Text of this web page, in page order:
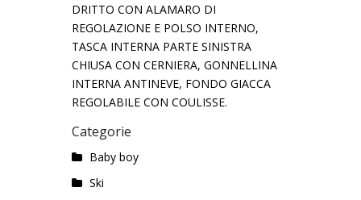
DRITTO CON ALAMARO DI
REGOLAZIONE E POLSO INTERNO,
TASCA INTERNA PARTE SINISTRA
CHIUSA CON CERNIERA, GONNELLINA
INTERNA ANTINEVE, FONDO GIACCA
REGOLABILE CON COULISSE.
Categorie
Baby boy
Ski